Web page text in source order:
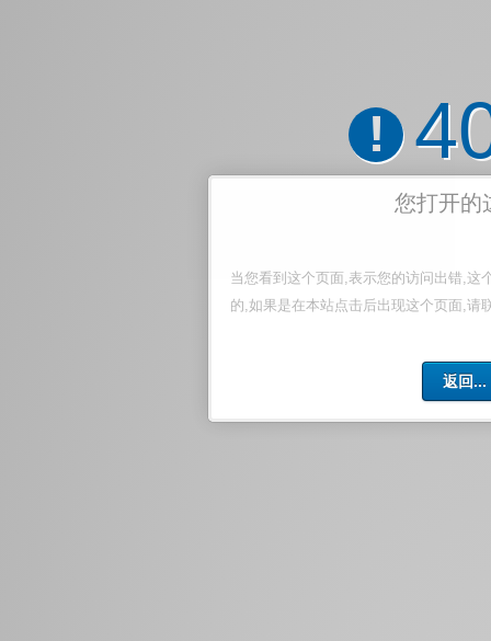
!
您打开的
当您看到这个页面,表示您的访问出错,这
的,如果是在本站点击后出现这个页面,请
返回...